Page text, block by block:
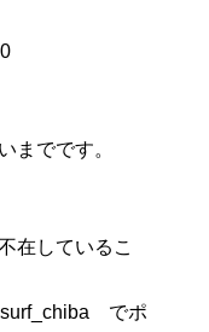
までです。
在しているこ
でポ